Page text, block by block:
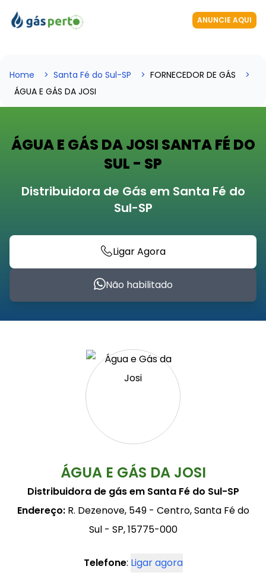
ANUNCIE AQUI
Home Santa Fé do Sul-SP
FORNECEDOR DE GÁS
ÁGUA E GÁS DA JOSI
ÁGUA E GÁS DA JOSI SANTA FÉ DO
SUL - SP
Distribuidora de Gás em Santa Fé do
Sul-SP
Ligar Agora
Não habilitado
ÁGUA E GÁS DA JOSI
Distribuidora de gás em Santa Fé do Sul-SP
Endereço:R. Dezenove, 549 - Centro, Santa Fé do
Sul - SP, 15775-000
Telefone: Ligar agora